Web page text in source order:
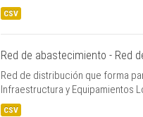
CSV
Red de abastecimiento - Red
Red de distribución que forma
Infraestructura y Equipamientos
CSV